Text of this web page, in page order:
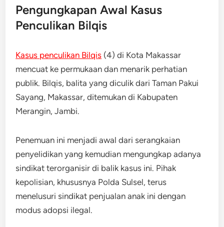
Pengungkapan Awal Kasus
Penculikan Bilqis
Kasus penculikan Bilqis (4) di Kota Makassar
mencuat ke permukaan dan menarik perhatian
publik. ​Bilqis, balita yang diculik dari Taman Pakui
Sayang, Makassar, ditemukan di Kabupaten
Merangin, Jambi.
​Penemuan ini menjadi awal dari serangkaian
penyelidikan yang kemudian mengungkap adanya
sindikat terorganisir di balik kasus ini. ​Pihak
kepolisian, khususnya Polda Sulsel, terus
menelusuri sindikat penjualan anak ini dengan
modus adopsi ilegal.